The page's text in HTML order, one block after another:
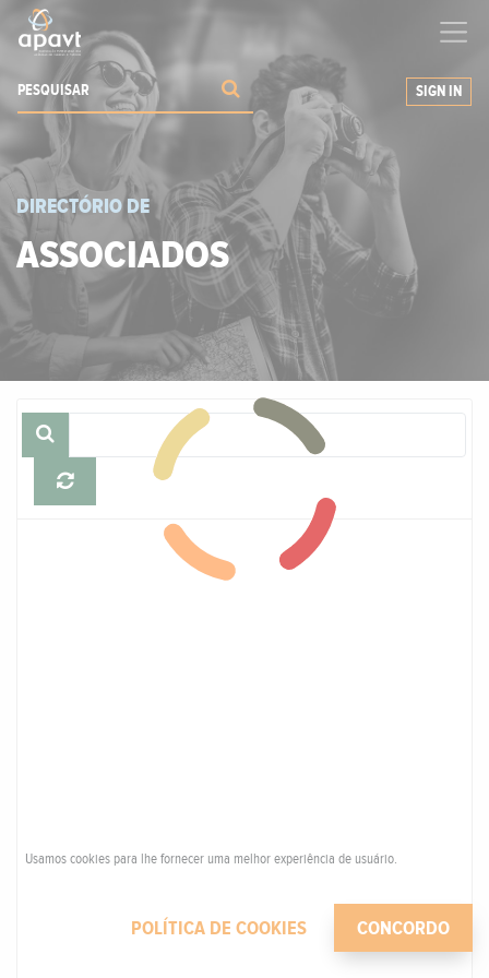
a expandir os seus negócios
SIGN IN
DIRECTÓRIO DE
ASSOCIADOS
Usamos cookies para lhe fornecer uma melhor experiência de usuário.
POLÍTICA DE COOKIES CONCORDO